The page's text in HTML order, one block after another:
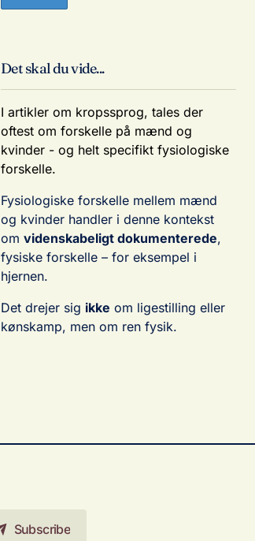
Det skal du vide...
I artikler om kropssprog, tales der
oftest om forskelle på mænd og
kvinder - og helt specifikt fysiologiske
forskelle.
Fysiologiske forskelle mellem mænd
og kvinder handler i denne kontekst
om videnskabeligt dokumenterede,
fysiske forskelle – for eksempel i
hjernen.
Det drejer sig ikke om ligestilling eller
kønskamp, men om ren fysik.
Subscribe